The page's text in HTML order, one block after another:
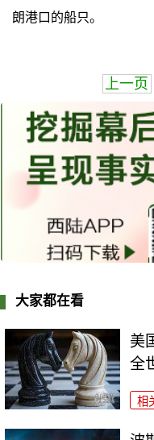
朗港口的船只。
上一页
大家都在看
美
全
相